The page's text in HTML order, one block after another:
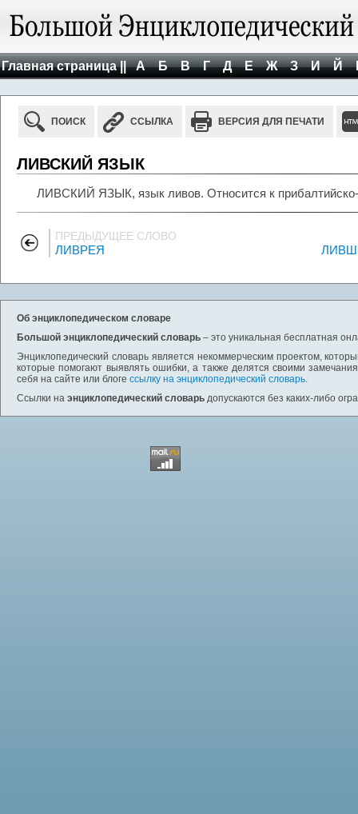
Главная страница || А Б В Г Д Е Ж З И Й
ПОИСК ССЫЛКА ВЕРСИЯ ДЛЯ ПЕЧАТИ
ЛИВСКИЙ ЯЗЫК
ЛИВСКИЙ ЯЗЫК, язык ливов. Относится к
ПРЕДЫДУЩЕЕ СЛОВО
ЛИВРЕЯ
Об энциклопедическом словаре
Большой энциклопедический словарь – это уникальная бесплатная
Энциклопедический словарь является некоммерческим проектом,
которые помогают выявлять ошибки, а также делятся своими
себя на сайте или блоге ссылку на энциклопедический словарь.
Ссылки на энциклопедический словарь допускаются без каких-либо